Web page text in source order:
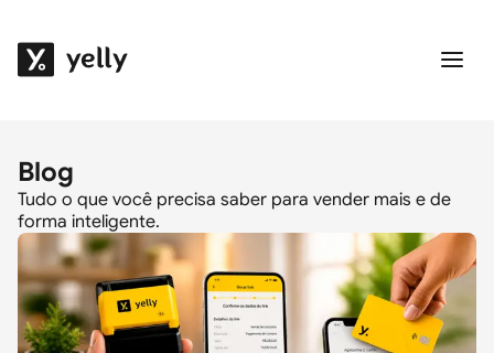
Blog
Tudo o que você precisa saber para vender mais e de
forma inteligente.